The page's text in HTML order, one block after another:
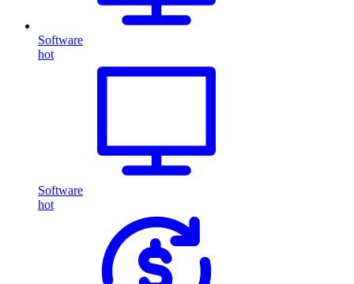
Software
hot
Software
hot